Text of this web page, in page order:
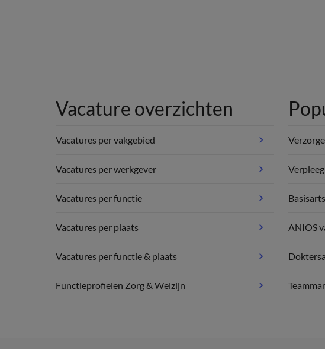
Vacature overzichten
Vacatures per vakgebied
Vacatures per werkgever
Vacatures per functie
Vacatures per plaats
Vacatures per functie & plaats
Functieprofielen Zorg & Welzijn
ANIOS